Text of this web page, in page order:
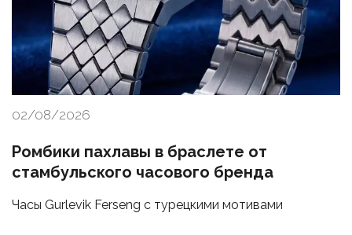
02/08/2026
Ромбики пахлавы в браслете от
стамбульского часового бренда
Часы Gurlevik Ferseng с турецкими мотивами